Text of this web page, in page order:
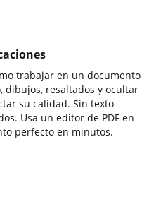
trabajar en un documento
dibujos, resaltados y ocultar
su calidad. Sin texto
Usa un editor de PDF en
perfecto en minutos.